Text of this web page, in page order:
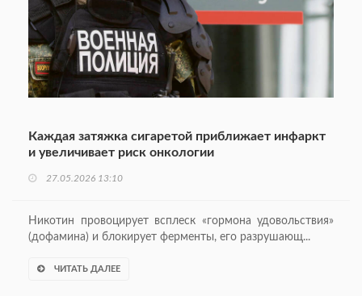
Каждая затяжка сигаретой приближает инфаркт
и увеличивает риск онкологии
27.05.2026 13:10
Никотин провоцирует всплеск «гормона удовольствия»
(дофамина) и блокирует ферменты, его разрушающ...
ЧИТАТЬ ДАЛЕЕ